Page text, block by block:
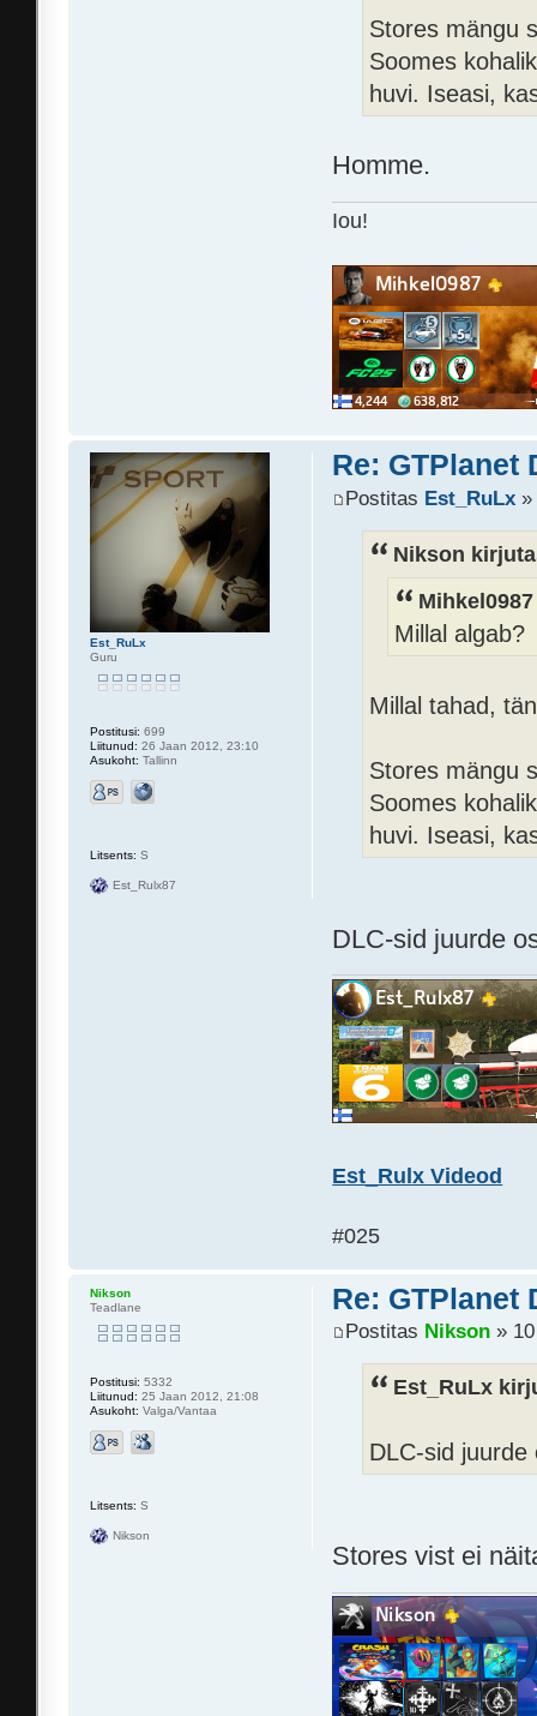
Stores mängu
Soomes
huvi. Iseasi,
Homme.
Iou!
Re: GTPlanet
Postitas Est_RuLx »
Nikson
Millal algab?
Millal tahad,
Stores mängu
Soomes
huvi. Iseasi,
DLC-sid juurde
Est_Rulx Videod
#025
Est_RuLx
Guru
Postitusi: 699
Liitunud: 26 Jaan 2012, 23:10
Asukoht: Tallinn
Litsents: S
Est_Rulx87
Re: GTPlanet
Postitas Nikson »
Est_RuLx
DLC-sid
Stores vist ei
Nikson
Teadlane
Postitusi: 5332
Liitunud: 25 Jaan 2012, 21:08
Asukoht: Valga/Vantaa
Litsents: S
Nikson